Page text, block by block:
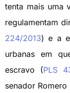
tenta mais uma
regulamentam
224/2013) e a
urbanas em
escravo (PLS
senador Romero